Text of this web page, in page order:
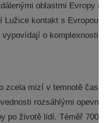
oblastmi Evropy
Lužice kontakt s Evropou.
vypovídají o komplexnosti
zcela mizí v temnotě času.
rozsáhlými
po životě lidí. Téměř 700